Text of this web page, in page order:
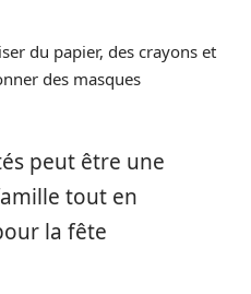
du papier, des crayons et
des masques
peut être une
tout en
la fête